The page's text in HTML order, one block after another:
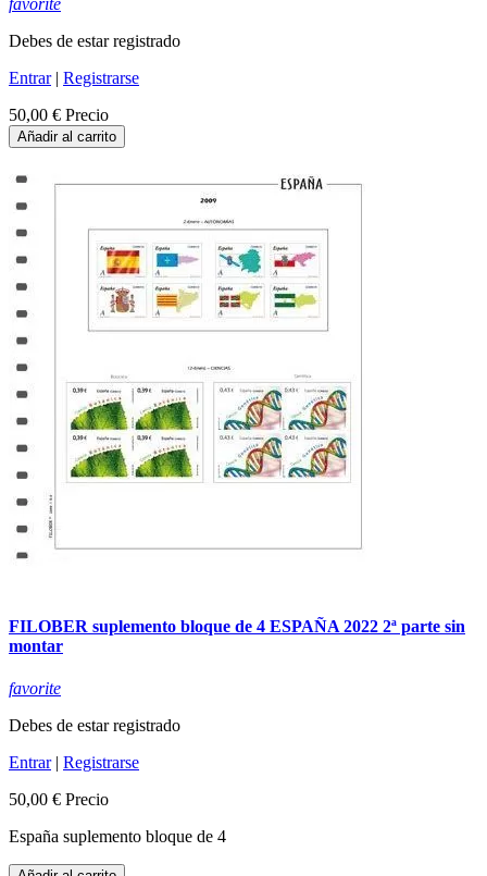
favorite
Debes de estar registrado
Entrar| Registrarse
50,00 € Precio
Añadir al carrito
FILOBER suplemento bloque de 4 ESPAÑA 2022 2ª parte sin
montar
favorite
Debes de estar registrado
Entrar| Registrarse
50,00 € Precio
España suplemento bloque de 4